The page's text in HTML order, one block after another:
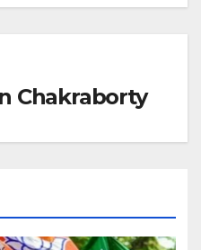
Chakraborty